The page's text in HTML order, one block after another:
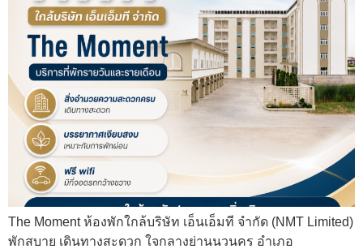
The Moment ห้องพักใกล้บริษัท เอ็นเอ็มที จำกัด (NMT Limited)
พักสบาย เดินทางสะดวก ใจกลางย่านนวนคร อำเภอ